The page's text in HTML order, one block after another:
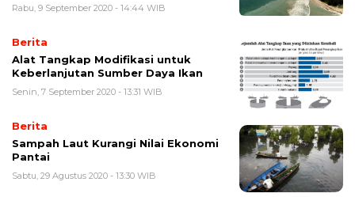
Rabu, 9 September 2020 - 14:44 WIB
Berita
Alat Tangkap Modifikasi untuk
Keberlanjutan Sumber Daya Ikan
Senin, 7 September 2020 - 13:31 WIB
Berita
Sampah Laut Kurangi Nilai Ekonomi
Pantai
Sabtu, 29 Agustus 2020 - 13:30 WIB